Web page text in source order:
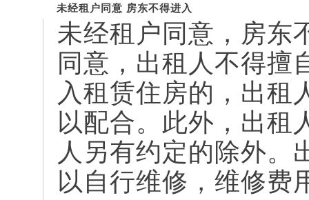
未经租户同意 房东不得进入
未经租户同意，房东
同意，出租人不得擅
入租赁住房的，出租
以配合。此外，出租
人另有约定的除外。
以自行维修，维修费